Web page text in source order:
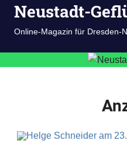
InhaltNeustadt-
Online-Magazin für Dresden-